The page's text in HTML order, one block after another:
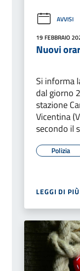
AVVISI
19 FEBBRAIO
Nuovi
Si informa
dal giorno
stazione
Vicentina
secondo il
Polizia
LEGGI DI PIÙ